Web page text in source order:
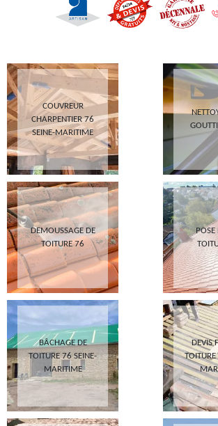
COUVREUR
CHARPENTIER 76
SEINE-MARITIME
DEMOUSSAGE DE
TOITURE 76
POSE
BÂCHAGE DE
TOITURE 76 SEINE-
MARITIME
DEVIS